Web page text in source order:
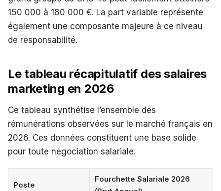
150 000 à 180 000 €. La part variable représente
également une composante majeure à ce niveau
de responsabilité.
Le tableau récapitulatif des salaires
marketing en 2026
Ce tableau synthétise l’ensemble des
rémunérations observées sur le marché français en
2026. Ces données constituent une base solide
pour toute négociation salariale.
Poste
Fourchette Salariale 2026